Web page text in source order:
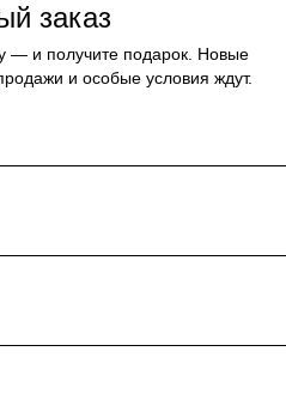
заказ
— и получите подарок. Новые
и особые условия ждут.